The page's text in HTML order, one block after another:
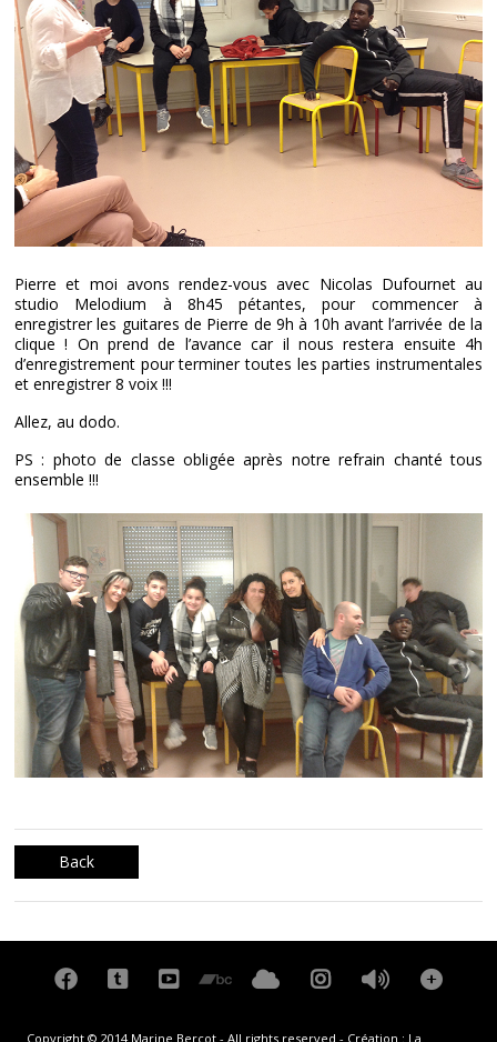
Pierre et moi avons rendez-vous avec Nicolas Dufournet au
studio Melodium à 8h45 pétantes, pour commencer à
enregistrer les guitares de Pierre de 9h à 10h avant l’arrivée de la
clique ! On prend de l’avance car il nous restera ensuite 4h
d’enregistrement pour terminer toutes les parties instrumentales
et enregistrer 8 voix !!!
Allez, au dodo.
PS : photo de classe obligée après notre refrain chanté tous
ensemble !!!
Back
Copyright © 2014 Marine Bercot - All rights reserved - Création : La